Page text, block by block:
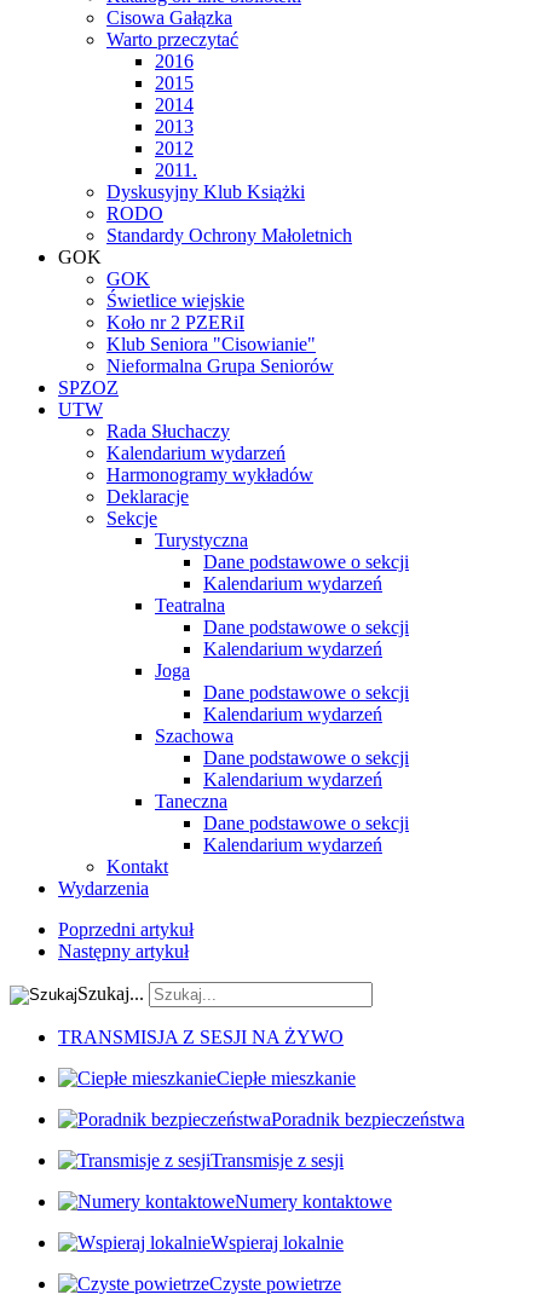
Cisowa Gałązka
Warto przeczytać
2016
2015
2014
2013
2012
2011.
Dyskusyjny Klub Książki
RODO
Standardy Ochrony Małoletnich
GOK
GOK
Świetlice wiejskie
Koło nr 2 PZERiI
Klub Seniora "Cisowianie"
Nieformalna Grupa Seniorów
SPZOZ
UTW
Rada Słuchaczy
Kalendarium wydarzeń
Harmonogramy wykładów
Deklaracje
Sekcje
Turystyczna
Dane podstawowe o sekcji
Kalendarium wydarzeń
Teatralna
Dane podstawowe o sekcji
Kalendarium wydarzeń
Joga
Dane podstawowe o sekcji
Kalendarium wydarzeń
Szachowa
Dane podstawowe o sekcji
Kalendarium wydarzeń
Taneczna
Dane podstawowe o sekcji
Kalendarium wydarzeń
Kontakt
Wydarzenia
Poprzedni artykuł
Następny artykuł
Szukaj...
TRANSMISJA Z SESJI NA ŻYWO
Ciepłe mieszkanie
Poradnik bezpieczeństwa
Transmisje z sesji
Numery kontaktowe
Wspieraj lokalnie
Czyste powietrze